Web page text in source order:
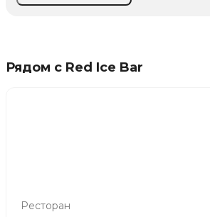
Рядом с Red Ice Bar
Ресторан